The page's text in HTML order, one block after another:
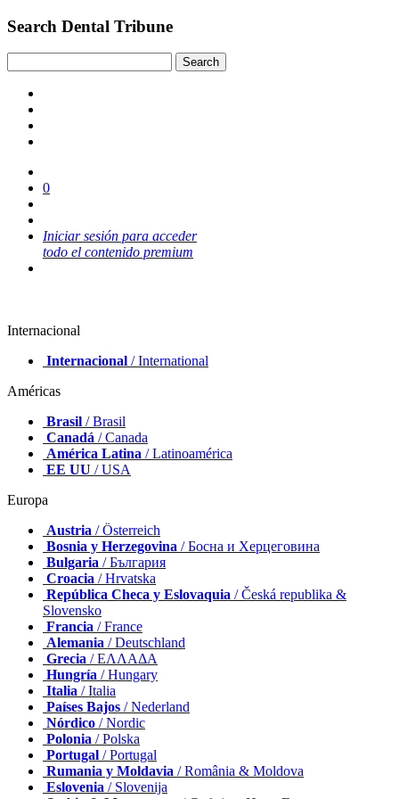
Search Dental Tribune
0
Iniciar sesión para acceder
todo el contenido premium
Internacional
Internacional / International
Américas
Brasil / Brasil
Canadá / Canada
América Latina / Latinoamérica
EE UU / USA
Europa
Austria / Österreich
Bosnia y Herzegovina / Босна и Херцеговина
Bulgaria / България
Croacia / Hrvatska
República Checa y Eslovaquia / Česká republika &
Slovensko
Francia / France
Alemania / Deutschland
Grecia / ΕΛΛΑΔΑ
Hungría / Hungary
Italia / Italia
Países Bajos / Nederland
Nórdico / Nordic
Polonia / Polska
Portugal / Portugal
Rumania y Moldavia / România & Moldova
Eslovenia / Slovenija